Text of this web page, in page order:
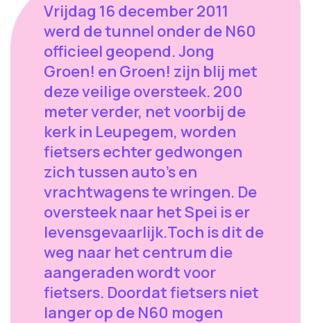
Vrijdag 16 december 2011
werd de tunnel onder de N60
officieel geopend. Jong
Groen! en Groen! zijn blij met
deze veilige oversteek. 200
meter verder, net voorbij de
kerk in Leupegem, worden
fietsers echter gedwongen
zich tussen auto's en
vrachtwagens te wringen. De
oversteek naar het Spei is er
levensgevaarlijk.Toch is dit de
weg naar het centrum die
aangeraden wordt voor
fietsers. Doordat fietsers niet
langer op de N60 mogen